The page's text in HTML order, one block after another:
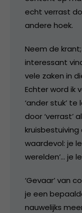
echt verrast
andere hoek.
Neem de
interessant
vele zaken in
Echter word ik
‘ander stuk’
door ‘verrast’
waardevol: je
werelden’… je
‘Gevaar’ van
je een
nauwelijks